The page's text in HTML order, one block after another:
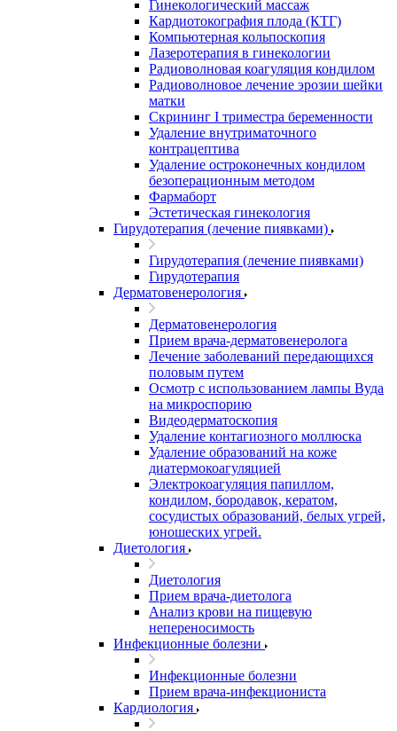
Гинекологический массаж
Кардиотокография плода (КТГ)
Компьютерная кольпоскопия
Лазеротерапия в гинекологии
Радиоволновая коагуляция кондилом
Радиоволновое лечение эрозии шейки
матки
Скрининг I триместра беременности
Удаление внутриматочного
контрацептива
Удаление остроконечных кондилом
безоперационным методом
Фармаборт
Эстетическая гинекология
Гирудотерапия (лечение пиявками)
Гирудотерапия (лечение пиявками)
Гирудотерапия
Дерматовенерология
Дерматовенерология
Прием врача-дерматовенеролога
Лечение заболеваний передающихся
половым путем
Осмотр с использованием лампы Вуда
на микроспорию
Видеодерматоскопия
Удаление контагиозного моллюска
Удаление образований на коже
диатермокоагуляцией
Электрокоагуляция папиллом,
кондилом, бородавок, кератом,
сосудистых образований, белых угрей,
юношеских угрей.
Диетология
Диетология
Прием врача-диетолога
Анализ крови на пищевую
непереносимость
Инфекционные болезни
Инфекционные болезни
Прием врача-инфекциониста
Кардиология